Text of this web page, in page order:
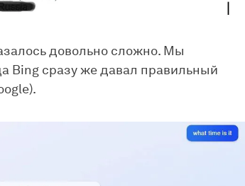
довольно сложно. Мы
Bing сразу же давал правильный